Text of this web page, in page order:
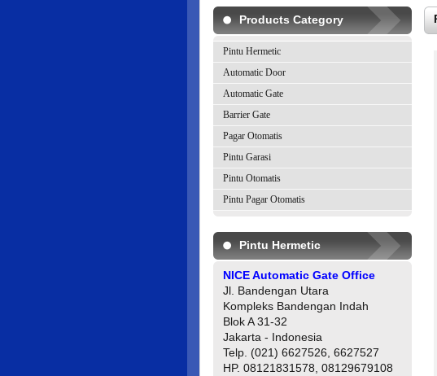
Products Category
Pintu Hermetic
Automatic Door
Automatic Gate
Barrier Gate
Pagar Otomatis
Pintu Garasi
Pintu Otomatis
Pintu Pagar Otomatis
Pintu Hermetic
NICE Automatic Gate Office
Jl. Bandengan Utara
Kompleks Bandengan Indah
Blok A 31-32
Jakarta - Indonesia
Telp. (021) 6627526, 6627527
HP. 08121831578, 08129679108